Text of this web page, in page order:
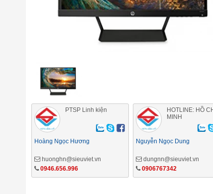
PTSP Linh kiện
Hoàng Ngọc Hương
huonghn@sieuviet.vn
0946.656.996
HOTLINE: HỒ
MINH
Nguyễn Ngọc Dung
dungnn@sieuviet.vn
0906767342